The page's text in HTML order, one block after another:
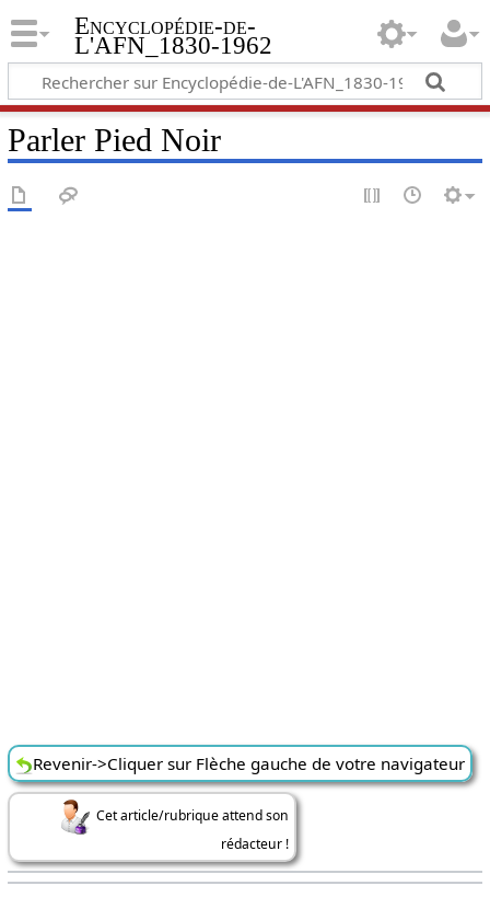
Encyclopédie-de-
L'AFN_1830-1962
Parler Pied Noir
Revenir->Cliquer sur Flèche gauche de votre navigateur
Cet article/rubrique attend son
rédacteur !